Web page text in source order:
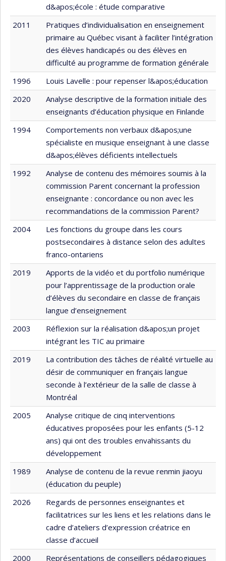
d&apos;école : étude comparative
2011
Pratiques d’individualisation en enseignement
primaire au Québec visant à faciliter l’intégration
des élèves handicapés ou des élèves en
difficulté au programme de formation générale
1996
Louis Lavelle : pour repenser l&apos;éducation
2020
Analyse descriptive de la formation initiale des
enseignants d’éducation physique en Finlande
1994
Comportements non verbaux d&apos;une
spécialiste en musique enseignant à une classe
d&apos;élèves déficients intellectuels
1992
Analyse de contenu des mémoires soumis à la
commission Parent concernant la profession
enseignante : concordance ou non avec les
recommandations de la commission Parent?
2004
Les fonctions du groupe dans les cours
postsecondaires à distance selon des adultes
franco-ontariens
2019
Apports de la vidéo et du portfolio numérique
pour l’apprentissage de la production orale
d’élèves du secondaire en classe de français
langue d’enseignement
2003
Réflexion sur la réalisation d&apos;un projet
intégrant les TIC au primaire
2019
La contribution des tâches de réalité virtuelle au
désir de communiquer en français langue
seconde à l’extérieur de la salle de classe à
Montréal
2005
Analyse critique de cinq interventions
éducatives proposées pour les enfants (5-12
ans) qui ont des troubles envahissants du
développement
1989
Analyse de contenu de la revue renmin jiaoyu
(éducation du peuple)
2026
Regards de personnes enseignantes et
facilitatrices sur les liens et les relations dans le
cadre d’ateliers d’expression créatrice en
classe d’accueil
2000
Représentations de conseillers pédagogiques